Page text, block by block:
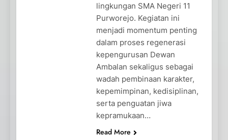
lingkungan SMA Negeri 11
Purworejo. Kegiatan ini
menjadi momentum penting
dalam proses regenerasi
kepengurusan Dewan
Ambalan sekaligus sebagai
wadah pembinaan karakter,
kepemimpinan, kedisiplinan,
serta penguatan jiwa
kepramukaan…
Read More